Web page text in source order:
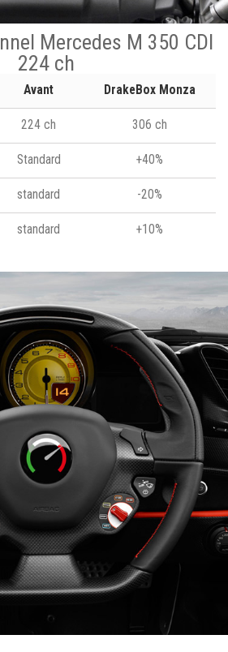
Mercedes M 350 CDI
224 ch
Avant DrakeBox Monza
224 ch 306 ch
Standard +40%
standard -20%
standard +10%